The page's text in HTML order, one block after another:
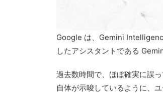
Google は、Gemini
したアシスタントである
過去数時間で、ほぼ確実に誤
自体が示唆しているように、